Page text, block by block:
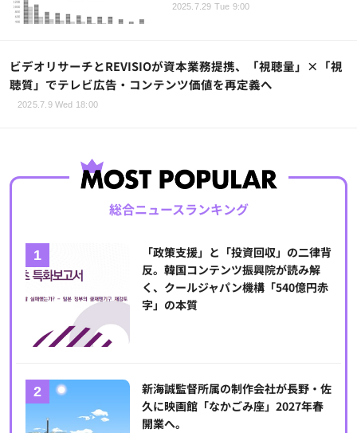
2025.7.29 Tue 9:00
ビデオリサーチとREVISIOが資本業務提携、「視聴量」×「視
聴質」でテレビ広告・コンテンツ価値を再定義へ
2025.7.9 Wed 18:00
総合ニュースランキング
「政策支援」と「投資回収」の二律背
反。韓国コンテンツ振興院が読み解
く、クールジャパン機構「540億円赤
字」の本質
新海誠監督所属の制作会社が長野・佐
久に映画館「なかごみ座」2027年春
開業へ。